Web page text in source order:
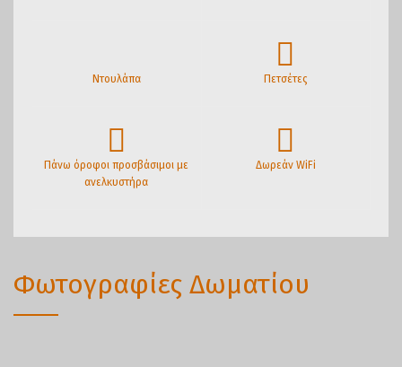
Ντουλάπα Πετσέτες
Πάνω όροφοι προσβάσιμοι με
ανελκυστήρα
Δωρεάν WiFi
Φωτογραφίες Δωματίου